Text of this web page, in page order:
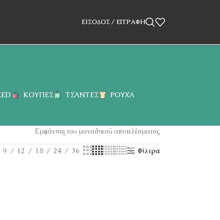
ΕΊΣΟΔΟΣ / ΕΓΓΡΑΦΉ
ΚΟΎΠΕΣ ΤΣΆΝΤΕΣ ΡΟΎΧΑ
Εμφάνιση του μοναδικού αποτελέσματος
9 12 18 24 36 Φίλτρα